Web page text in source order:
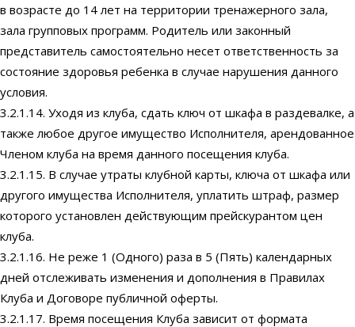
в возрасте до 14 лет на территории тренажерного зала,
зала групповых программ. Родитель или законный
представитель самостоятельно несет ответственность за
состояние здоровья ребенка в случае нарушения данного
условия.
3.2.1.14. Уходя из клуба, сдать ключ от шкафа в раздевалке, а
также любое другое имущество Исполнителя, арендованное
Членом клуба на время данного посещения клуба.
3.2.1.15. В случае утраты клубной карты, ключа от шкафа или
другого имущества Исполнителя, уплатить штраф, размер
которого установлен действующим прейскурантом цен
клуба.
3.2.1.16. Не реже 1 (Одного) раза в 5 (Пять) календарных
дней отслеживать изменения и дополнения в Правилах
Клуба и Договоре публичной оферты.
3.2.1.17. Время посещения Клуба зависит от формата